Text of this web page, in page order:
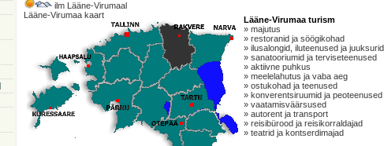
ilm Lääne-Virumaal
Lääne-Virumaa kaart
Lääne-Virumaa turism
» majutus
» restoranid ja söögikohad
» ilusalongid, iluteenused ja juuksurid
» sanatooriumid ja terviseteenused
» aktiivne puhkus
» meelelahutus ja vaba aeg
» ostukohad ja teenused
» konverentsiruumid ja peoteenused
» vaatamisväärsused
» autorent ja transport
» reisibürood ja reisikorraldajad
» teatrid ja kontserdimajad